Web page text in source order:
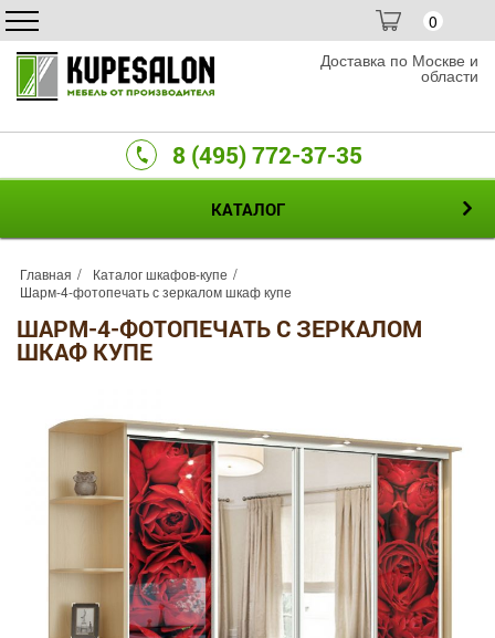
0
Доставка по Москве и
области
8 (495) 772-37-35
КАТАЛОГ
Главная
Каталог шкафов-купе
Шарм-4-фотопечать с зеркалом шкаф купе
ШАРМ-4-ФОТОПЕЧАТЬ С ЗЕРКАЛОМ
ШКАФ КУПЕ